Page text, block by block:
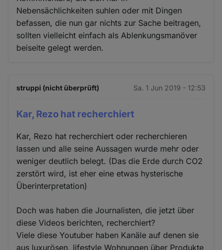
Nebensächlichkeiten suhlen oder mit Dingen
befassen, die nun gar nichts zur Sache beitragen,
sollten vielleicht einfach als Ablenkungsmanöver
beiseite gelegt werden.
struppi (nicht überprüft) Sa. 1 Jun 2019 - 12:53
Kar, Rezo hat recherchiert
Kar, Rezo hat recherchiert oder recherchieren
lassen und alle seine Aussagen wurde mehr oder
weniger deutlich belegt. (Das die Erde durch CO2
zerstört wird, ist eher eine etwas hysterische
Überinterpretation)
Doch was haben die Journalisten, die jetzt über
diese Videos berichten, recherchiert?
Viele diese Youtuber haben Kanäle auf denen sie
aus luxurösen, lifestyle Wohnungen über Produkte